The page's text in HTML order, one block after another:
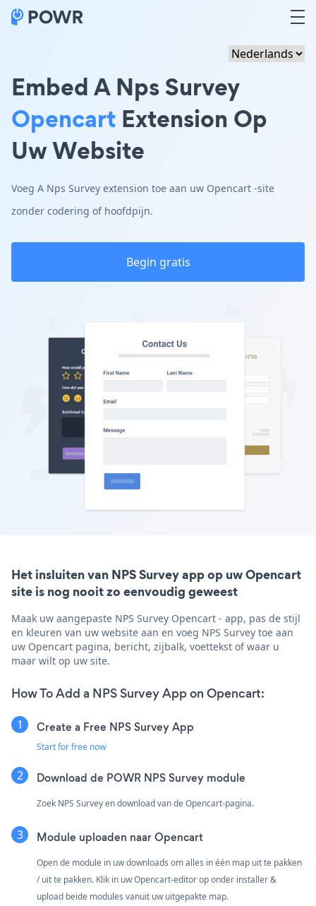
Embed A Nps Survey
Opencart Extension Op
Uw Website
Voeg A Nps Survey extension toe aan uw Opencart -site
zonder codering of hoofdpijn.
Begin gratis
Het insluiten van NPS Survey app op uw Opencart
site is nog nooit zo eenvoudig geweest
Maak uw aangepaste NPS Survey Opencart - app, pas de stijl
en kleuren van uw website aan en voeg NPS Survey toe aan
uw Opencart pagina, bericht, zijbalk, voettekst of waar u
maar wilt op uw site.
How To Add a NPS Survey App on Opencart:
Create a Free NPS Survey App
Start for free now
Download de POWR NPS Survey module
Zoek NPS Survey en download van de Opencart-pagina.
Module uploaden naar Opencart
Open de module in uw downloads om alles in één map uit te pakken
/ uit te pakken. Klik in uw Opencart-editor op onder installer &
upload beide modules vanuit uw uitgepakte map.